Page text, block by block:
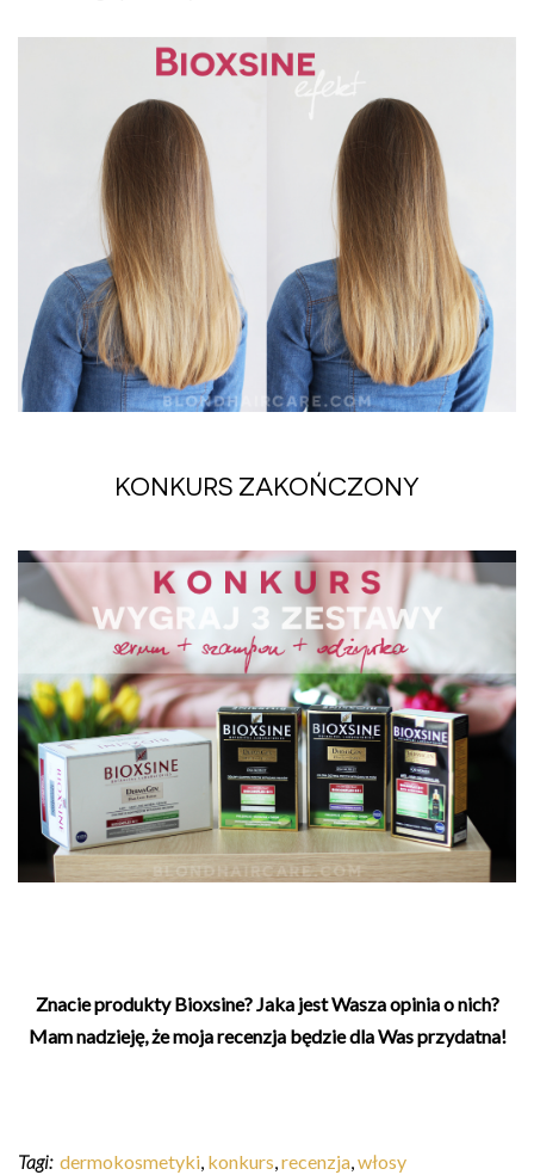
KONKURS ZAKOŃCZONY
Znacie produkty Bioxsine? Jaka jest Wasza opinia o nich?
Mam nadzieję, że moja recenzja będzie dla Was przydatna!
Tagi: dermokosmetyki, konkurs,recenzja,włosy